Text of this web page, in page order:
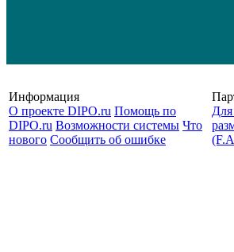
Информация
О проекте DIPO.ru Помощь по
DIPO.ru Возможности системы Что
нового Сообщить об ошибке
Для